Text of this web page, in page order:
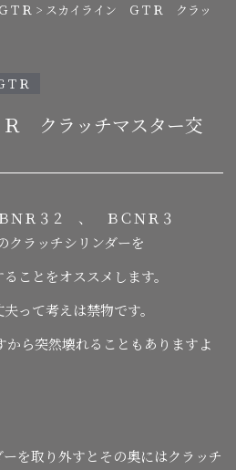
ＴＲ > スカイライン ＧＴＲ クラッ
ＴＲ
クラッチマスター交
ＮＲ３２ 、 ＢＣＮＲ３
ッチシリンダーを
ことをオススメします。
夫って考えは禁物です。
から突然壊れることもありますよ
を取り外すとその奥にはクラッチ